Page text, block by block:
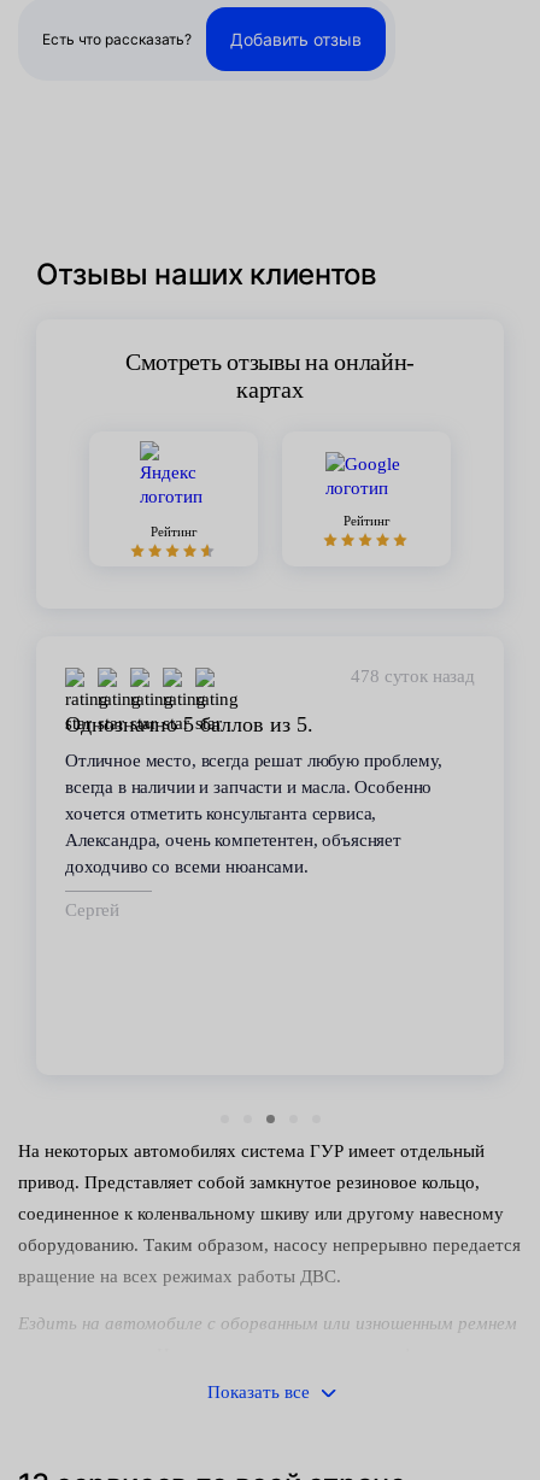
Есть что рассказать? Добавить отзыв
Отзывы наших клиентов
Смотреть отзывы на онлайн-
картах
Рейтинг
Рейтинг
478 суток назад
Однозначно 5 баллов из 5.
Отличное место, всегда решат любую проблему,
всегда в наличии и запчасти и масла. Особенно
хочется отметить консультанта сервиса,
Александра, очень компетентен, объясняет
доходчиво со всеми нюансами.
Сергей
На некоторых автомобилях система ГУР имеет отдельный
привод. Представляет собой замкнутое резиновое кольцо,
соединенное к коленвальному шкиву или другому навесному
оборудованию. Таким образом, насосу непрерывно передается
вращение на всех режимах работы ДВС.
Ездить на автомобиле с оборванным или изношенным ремнем
управления — руль становится тугим, водителю приходится
Показать все